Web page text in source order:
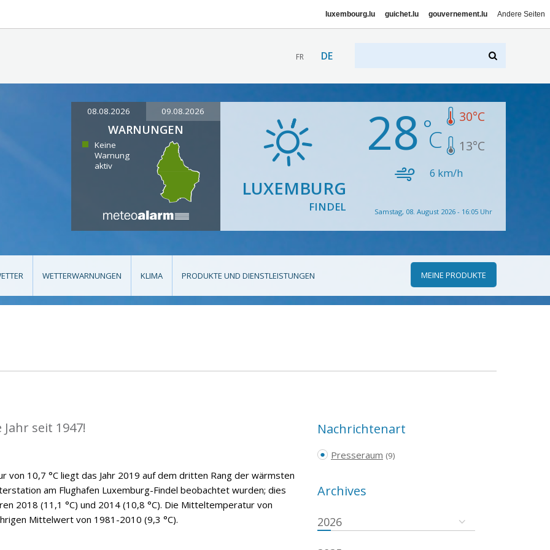
luxembourg.lu guichet.lu gouvernement.lu Andere Seiten
FR DE
08.08.2026 09.08.2026
WARNUNGEN
Keine
Warnung
aktiv
LUXEMBURG
FINDEL
28 30°C
13°C
6 km/h
Samstag, 08. August 2026 - 16:05 Uhr
WETTERWARNUNGEN KLIMA PRODUKTE UND DIENSTLEISTUNGEN MEINE PRODUKTE
seit 1947!
von 10,7 °C liegt das Jahr 2019 auf dem dritten Rang der wärmsten
am Flughafen Luxemburg-Findel beobachtet wurden; dies
2018 (11,1 °C) und 2014 (10,8 °C). Die Mitteltemperatur von
Mittelwert von 1981-2010 (9,3 °C).
Nachrichtenart
Presseraum (9)
Archives
2026